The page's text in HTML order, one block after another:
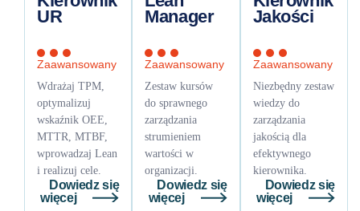
UR
Zaawansowany
Wdrażaj TPM,
optymalizuj
wskaźnik OEE,
MTTR, MTBF,
wprowadzaj Lean
i realizuj cele.
Dowiedz się
więcej
Manager
Zaawansowany
Zestaw kursów
do sprawnego
zarządzania
strumieniem
wartości w
organizacji.
Dowiedz się
więcej
Jakości
Zaawansowany
Niezbędny zestaw
wiedzy do
zarządzania
jakością dla
efektywnego
kierownika.
Dowiedz się
więcej